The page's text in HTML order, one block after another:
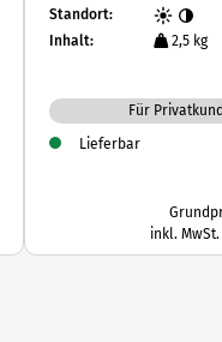
Standort:
Inhalt:
2,5 kg
Für
Lieferbar
inkl.